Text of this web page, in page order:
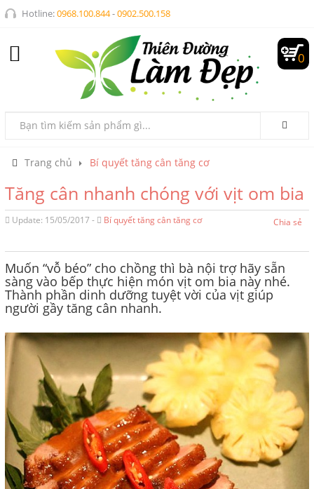
Hotline:0968.100.844-0902.500.158
0
Trang chủ Bí quyết tăng cân tăng cơ
Tăng cân nhanh chóng với vịt om bia
Update: 15/05/2017 - Bí quyết tăng cân tăng cơ Chia sẻ
Muốn “vỗ béo” cho chồng thì bà nội trợ hãy sẵn
sàng vào bếp thực hiện món vịt om bia này nhé.
Thành phần dinh dưỡng tuyệt vời của vịt giúp
người gầy tăng cân nhanh.